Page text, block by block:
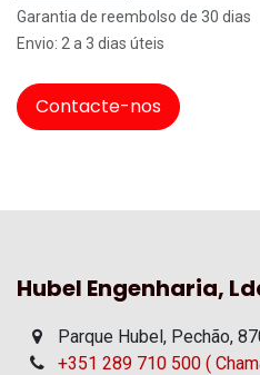
Garantia de reembolso de 30 dias
Envio: 2 a 3 dias úteis
Contacte-nos
Hubel Engenharia,
Parque Hubel, Pechão,
+351 289 710 500 (